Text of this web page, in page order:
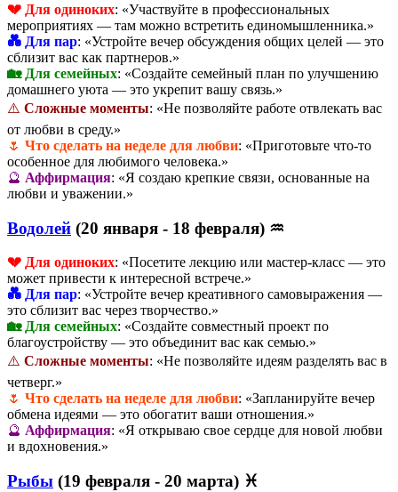
💔 Для одиноких: «Участвуйте в профессиональных
мероприятиях — там можно встретить единомышленника.»
💑 Для пар: «Устройте вечер обсуждения общих целей — это
сблизит вас как партнеров.»
🏡 Для семейных: «Создайте семейный план по улучшению
домашнего уюта — это укрепит вашу связь.»
⚠️ Сложные моменты: «Не позволяйте работе отвлекать вас
от любви в среду.»
🌷 Что сделать на неделе для любви: «Приготовьте что-то
особенное для любимого человека.»
🔮 Аффирмация: «Я создаю крепкие связи, основанные на
любви и уважении.»
Водолей (20 января - 18 февраля) ♒
💔 Для одиноких: «Посетите лекцию или мастер-класс — это
может привести к интересной встрече.»
💑 Для пар: «Устройте вечер креативного самовыражения —
это сблизит вас через творчество.»
🏡 Для семейных: «Создайте совместный проект по
благоустройству — это объединит вас как семью.»
⚠️ Сложные моменты: «Не позволяйте идеям разделять вас в
четверг.»
🌷 Что сделать на неделе для любви: «Запланируйте вечер
обмена идеями — это обогатит ваши отношения.»
🔮 Аффирмация: «Я открываю свое сердце для новой любви
и вдохновения.»
Рыбы (19 февраля - 20 марта) ♓